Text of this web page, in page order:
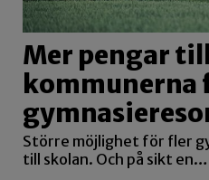
Mer pengar till
kommunerna
Större möjlighet för fler
till skolan. Och på sikt en…